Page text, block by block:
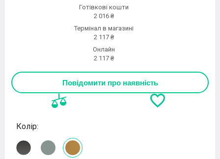
Готівкові кошти
2 016 ₴
Термінал в магазині
2 117 ₴
Онлайн
2 117 ₴
Повідомити про наявність
Колір: